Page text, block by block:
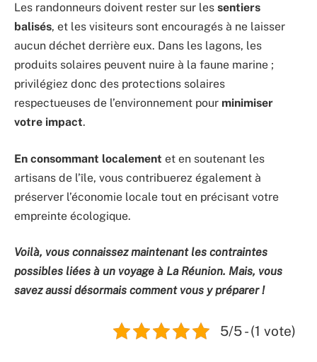
Les randonneurs doivent rester sur les sentiers
balisés, et les visiteurs sont encouragés à ne laisser
aucun déchet derrière eux. Dans les lagons, les
produits solaires peuvent nuire à la faune marine ;
privilégiez donc des protections solaires
respectueuses de l’environnement pour minimiser
votre impact.
En consommant localement et en soutenant les
artisans de l’île, vous contribuerez également à
préserver l’économie locale tout en précisant votre
empreinte écologique.
Voilà, vous connaissez maintenant les contraintes
possibles liées à un voyage à La Réunion. Mais, vous
savez aussi désormais comment vous y préparer !
5/5 - (1 vote)